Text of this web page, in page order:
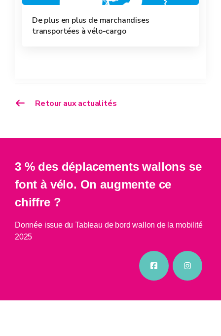
Retour aux actualités
De plus en plus de marchandises
transportées à vélo-cargo
3 % des déplacements wallons se
font à vélo. On augmente ce
chiffre ?
Donnée issue du Tableau de bord wallon de la mobilité
2025